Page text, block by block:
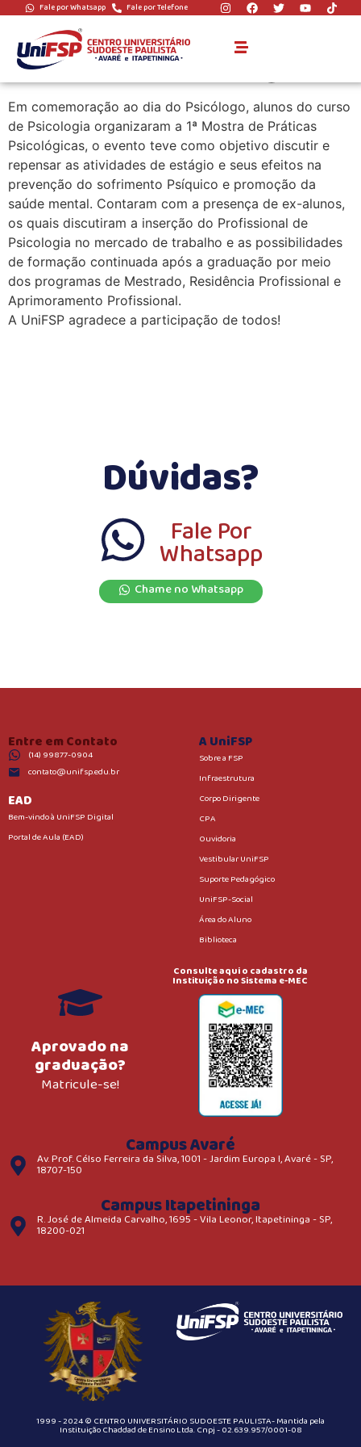
Fale por Whatsapp Fale por Telefone
1ª Mostra de
Práticas Psicológicas
Em comemoração ao dia do Psicólogo, alunos do curso
de Psicologia organizaram a 1ª Mostra de Práticas
Psicológicas, o evento teve como objetivo discutir e
repensar as atividades de estágio e seus efeitos na
prevenção do sofrimento Psíquico e promoção da
saúde mental. Contaram com a presença de ex-alunos,
os quais discutiram a inserção do Profissional de
Psicologia no mercado de trabalho e as possibilidades
de formação continuada após a graduação por meio
dos programas de Mestrado, Residência Profissional e
Aprimoramento Profissional.
A UniFSP agradece a participação de todos!
Dúvidas?
Fale Por
Whatsapp
Chame no Whatsapp
Entre em Contato
(14) 99877-0904
contato@unifsp.edu.br
EAD
Bem-vindo à UniFSP Digital
Portal de Aula (EAD)
A UniFSP
Sobre a FSP
Infraestrutura
Corpo Dirigente
CPA
Ouvidoria
Vestibular UniFSP
Suporte Pedagógico
UniFSP-Social
Área do Aluno
Biblioteca
Aprovado na
graduação?
Matricule-se!
Consulte aqui o cadastro da
Instituição no Sistema e-MEC
Campus Avaré
Av. Prof. Célso Ferreira da Silva, 1001 - Jardim Europa I, Avaré - SP,
18707-150
Campus Itapetininga
R. José de Almeida Carvalho, 1695 - Vila Leonor, Itapetininga - SP,
18200-021
1999 - 2024 © CENTRO UNIVERSITÁRIO SUDOESTE PAULISTA- Mantida pela
Instituição Chaddad de Ensino Ltda. Cnpj - 02.639.957/0001-08